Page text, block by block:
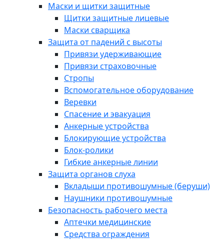
Маски и щитки защитные
Щитки защитные лицевые
Маски сварщика
Защита от падений с высоты
Привязи удерживающие
Привязи страховочные
Стропы
Вспомогательное оборудование
Веревки
Спасение и эвакуация
Анкерные устройства
Блокирующие устройства
Блок-ролики
Гибкие анкерные линии
Защита органов слуха
Вкладыши противошумные (беруши)
Наушники противошумные
Безопасность рабочего места
Аптечки медицинские
Средства ограждения